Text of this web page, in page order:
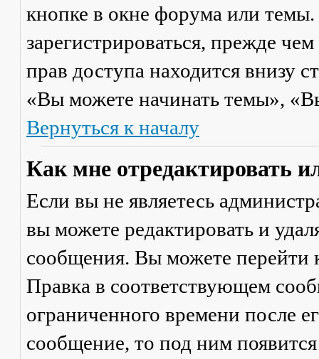
кнопке в окне форума или
зарегистрироваться, прежде
прав доступа находится внизу
«Вы можете начинать темы»,
Вернуться к началу
Как мне отредактировать
Если вы не являетесь
вы можете редактировать и
сообщения. Вы можете перейти
Правка в соответствующем
ограниченного времени после
сообщение, то под ним